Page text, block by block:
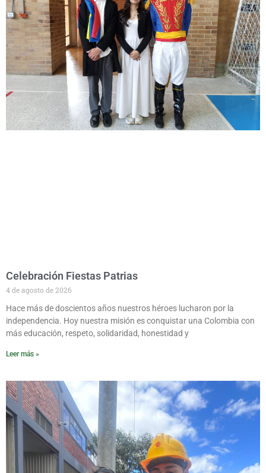
Celebración Fiestas Patrias
4 de agosto de 2026
Hace más de doscientos años nuestros héroes lucharon por la
independencia. Hoy nuestra misión es conquistar una Colombia con
más educación, respeto, solidaridad, honestidad y
Leer más »